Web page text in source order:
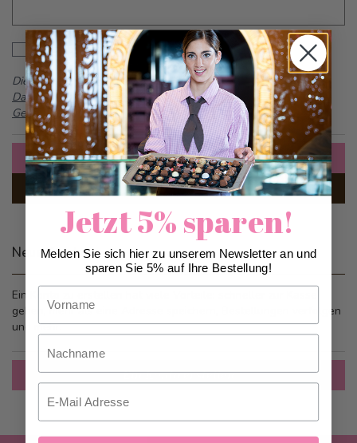
Passwort anzeigen
Dieses Formular ist durch reCAPTCHA geschützt -Google
Datenschutzbestimmungenund
Allgemeine
Geschäftsbedingungen
Anmelden
Passwort vergessen?
Neue Kunden
Ein Konto zu erstellen hat viele Vorteile: schneller zur Kasse
gehen, mehr als eine Adresse speichern, Bestellungen verfolgen
und mehr.
Ein Konto erstellen
Jetzt 5% sparen!
Melden Sie sich hier zu unserem Newsletter an und
sparen Sie 5% auf Ihre Bestellung!
Nachname
Email